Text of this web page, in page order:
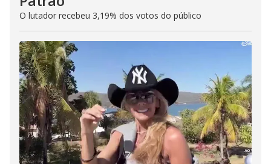
O lutador recebeu 3,19% dos votos do público